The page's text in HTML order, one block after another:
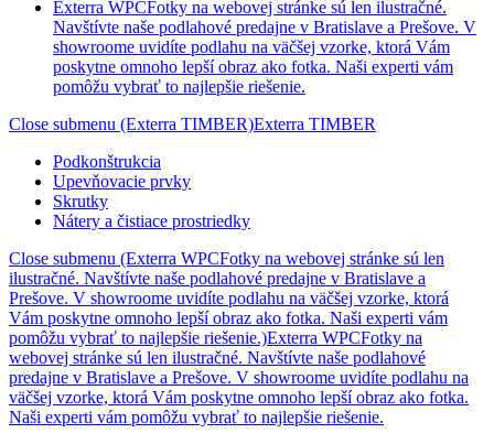
Exterra WPCFotky na webovej stránke sú len ilustračné.
Navštívte naše podlahové predajne v Bratislave a Prešove. V
showroome uvidíte podlahu na väčšej vzorke, ktorá Vám
poskytne omnoho lepší obraz ako fotka. Naši experti vám
pomôžu vybrať to najlepšie riešenie.
Close submenu (Exterra TIMBER)Exterra TIMBER
Podkonštrukcia
Upevňovacie prvky
Skrutky
Nátery a čistiace prostriedky
Close submenu (Exterra WPCFotky na webovej stránke sú len
ilustračné. Navštívte naše podlahové predajne v Bratislave a
Prešove. V showroome uvidíte podlahu na väčšej vzorke, ktorá
Vám poskytne omnoho lepší obraz ako fotka. Naši experti vám
pomôžu vybrať to najlepšie riešenie.)Exterra WPCFotky na
webovej stránke sú len ilustračné. Navštívte naše podlahové
predajne v Bratislave a Prešove. V showroome uvidíte podlahu na
väčšej vzorke, ktorá Vám poskytne omnoho lepší obraz ako fotka.
Naši experti vám pomôžu vybrať to najlepšie riešenie.